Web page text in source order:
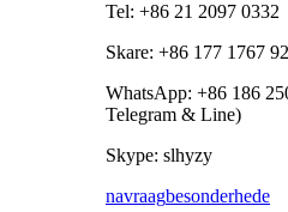
Tel: +86 21 2097 0332
Skare: +86 177 1767
WhatsApp: +86 186
Telegram & Line)
Skype: slhyzy
navraagbesonderhede